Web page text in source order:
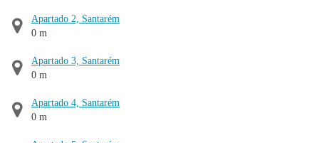
Apartado 2, Santarém
0 m
Apartado 3, Santarém
0 m
Apartado 4, Santarém
0 m